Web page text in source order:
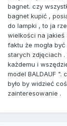
bagnet. czy
bagnet kupić ,
do lampki , to ja
wielkości na jakieś
faktu że mogła
starych zdjęciach .
każdemu i
model BALDAUF ".
było by widzieć
zainteresowanie .